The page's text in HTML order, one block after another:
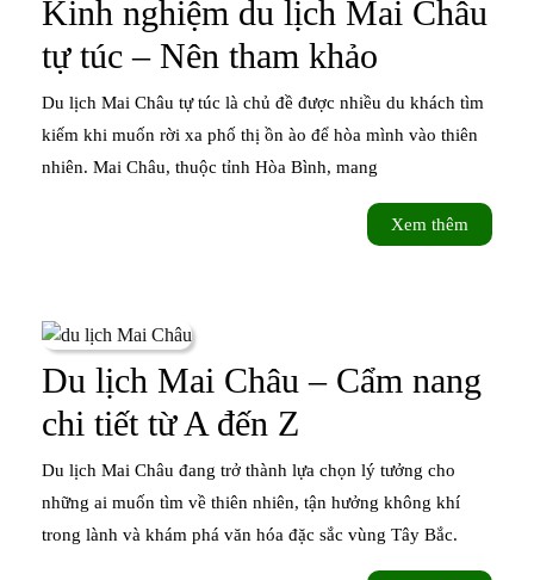
trời
Kinh nghiệm du lịch Mai Châu
tự túc – Nên tham khảo
nghiệm
du
lịch
Mai
–
tham
khảo
Du lịch Mai Châu tự túc là chủ đề được nhiều du khách tìm
kiếm khi muốn rời xa phố thị ồn ào để hòa mình vào thiên
nhiên. Mai Châu, thuộc tỉnh Hòa Bình, mang
Xem thêm
thêm
Du lịch Mai Châu – Cẩm nang
chi tiết từ A đến Z
lịch
Mai
Châu
Du lịch Mai Châu đang trở thành lựa chọn lý tưởng cho
những ai muốn tìm về thiên nhiên, tận hưởng không khí
trong lành và khám phá văn hóa đặc sắc vùng Tây Bắc.